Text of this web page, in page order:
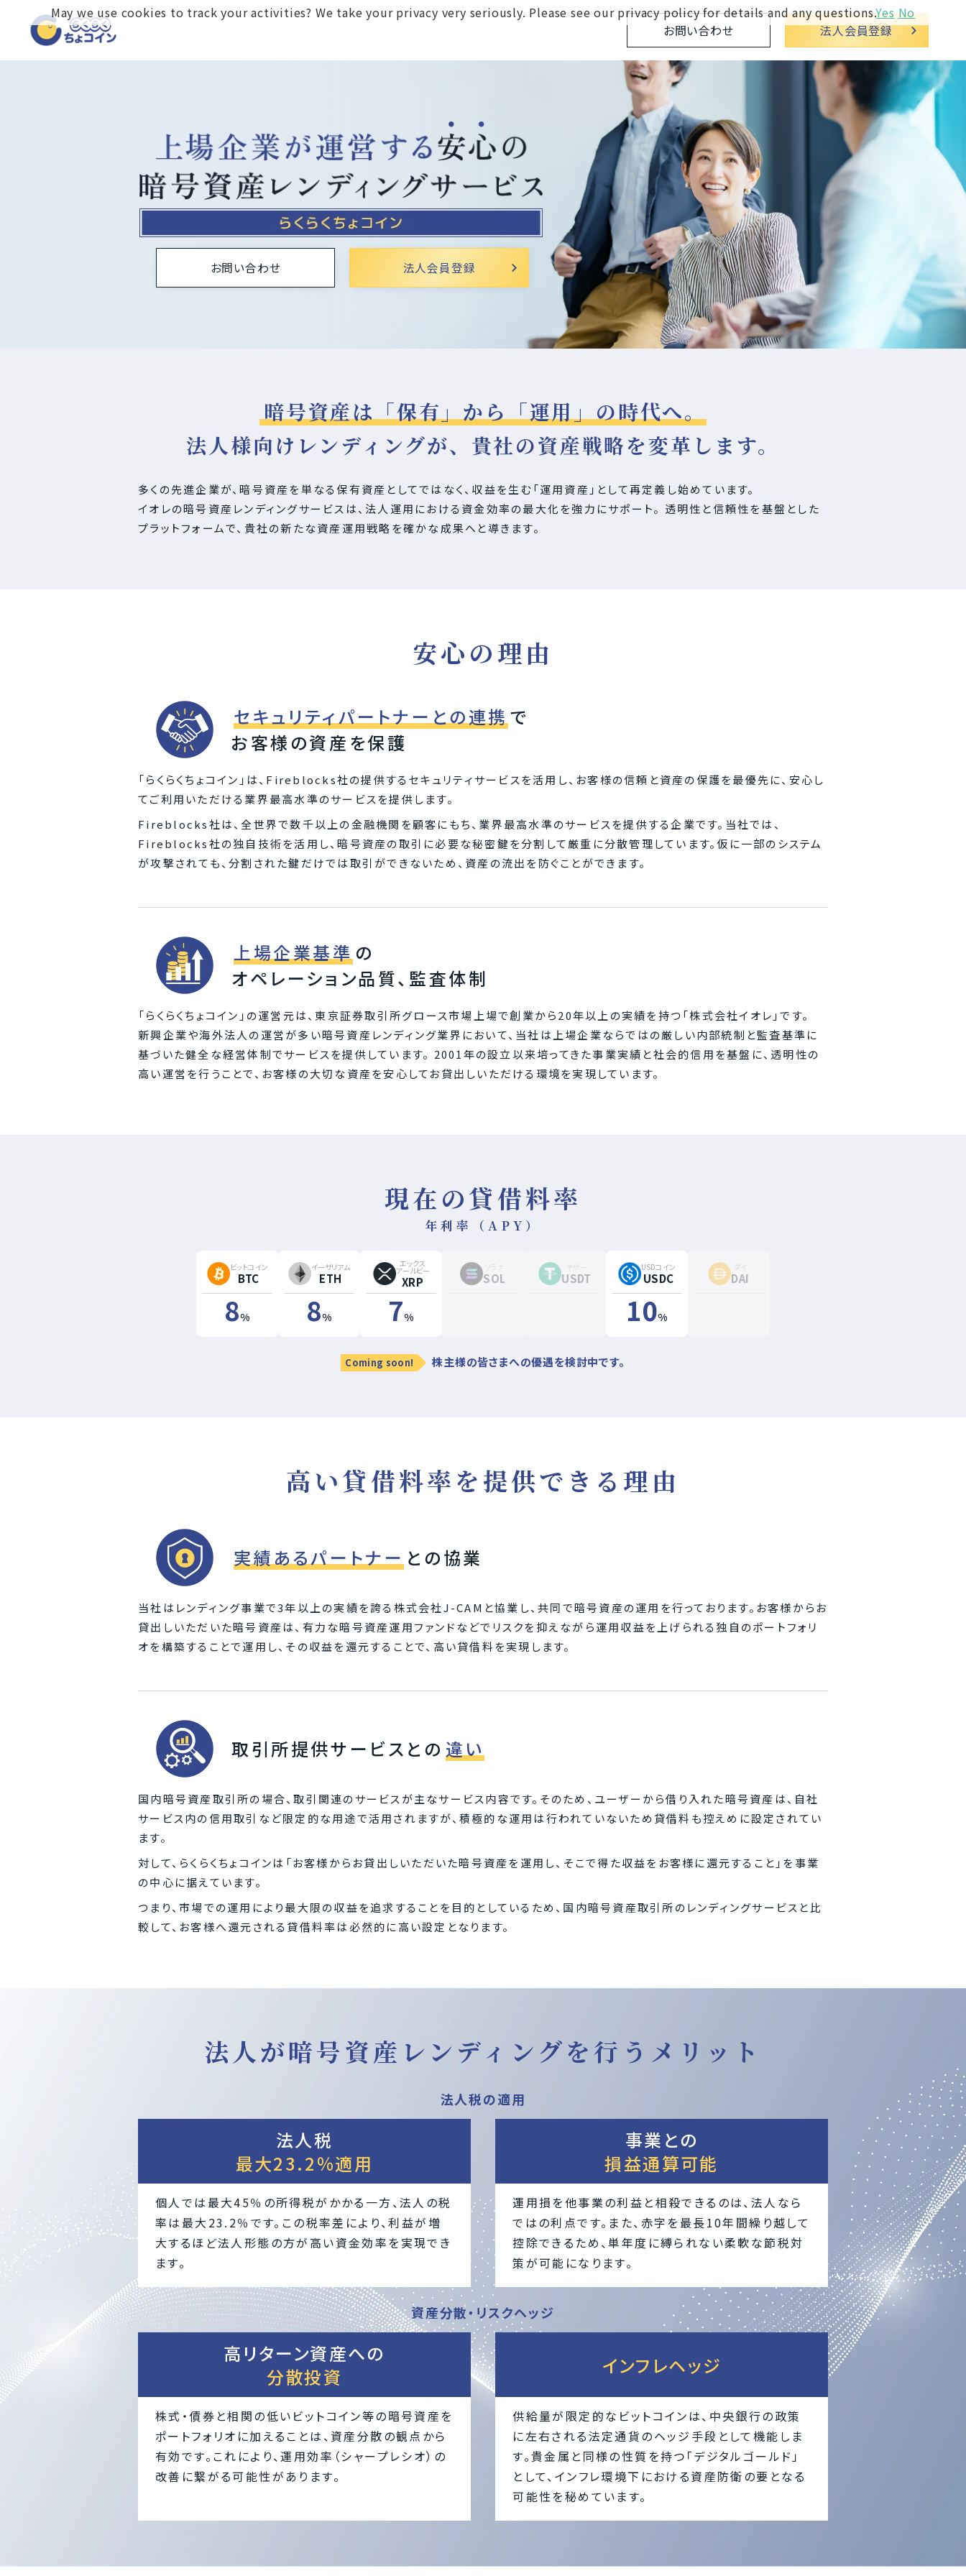
お問い合わせ 法人会員登録
お問い合わせ 法人会員登録
暗号資産は「保有」から「運用」の時代へ。
法人様向けレンディングが、貴社の資産戦略を変革します。
多くの先進企業が、暗号資産を単なる保有資産としてではなく、収益を生む「運用資産」として再定義し始めています。
イオレの暗号資産レンディングサービスは、法人運用における資金効率の最大化を強力にサポート。 透明性と信頼性を基盤とした
プラットフォームで、貴社の新たな資産運用戦略を確かな成果へと導きます。
安心の理由
セキュリティパートナーとの連携で
お客様の資産を保護
「らくらくちょコイン」は、Fireblocks社の提供するセキュリティサービスを活用し、お客様の信頼と資産の保護を最優先に、安心し
てご利用いただける業界最高水準のサービスを提供します。
Fireblocks社は、全世界で数千以上の金融機関を顧客にもち、業界最高水準のサービスを提供する企業です。当社では、
Fireblocks社の独自技術を活用し、暗号資産の取引に必要な秘密鍵を分割して厳重に分散管理しています。仮に一部のシステム
が攻撃されても、分割された鍵だけでは取引ができないため、資産の流出を防ぐことができます。
上場企業基準の
オペレーション品質、監査体制
「らくらくちょコイン」の運営元は、東京証券取引所グロース市場上場で創業から20年以上の実績を持つ「株式会社イオレ」です。
新興企業や海外法人の運営が多い暗号資産レンディング業界において、当社は上場企業ならではの厳しい内部統制と監査基準に
基づいた健全な経営体制でサービスを提供しています。 2001年の設立以来培ってきた事業実績と社会的信用を基盤に、透明性の
高い運営を行うことで、お客様の大切な資産を安心してお貸出しいただける環境を実現しています。
現在の貸借料率
年利率（APY）
ビットコイン
BTC
8%
イーサリアム
ETH
8%
エックス
アールビー
XRP
7%
ソラナ
SOL
テザー
USDT
USDコイン
USDC
10%
ダイ
DAI
Coming soon! 株主様の皆さまへの優遇を検討中です。
高い貸借料率を提供できる理由
実績あるパートナーとの協業
当社はレンディング事業で3年以上の実績を誇る株式会社J-CAMと協業し、共同で暗号資産の運用を行っております。お客様からお
貸出しいただいた暗号資産は、有力な暗号資産運用ファンドなどでリスクを抑えながら運用収益を上げられる独自のポートフォリ
オを構築することで運用し、その収益を還元することで、高い貸借料を実現します。
取引所提供サービスとの 違い
国内暗号資産取引所の場合、取引関連のサービスが主なサービス内容です。そのため、ユーザーから借り入れた暗号資産は、自社
サービス内の信用取引など限定的な用途で活用されますが、積極的な運用は行われていないため貸借料も控えめに設定されてい
ます。
対して、らくらくちょコインは「お客様からお貸出しいただいた暗号資産を運用し、そこで得た収益をお客様に還元すること」を事業
の中心に据えています。
つまり、市場での運用により最大限の収益を追求することを目的としているため、国内暗号資産取引所のレンディングサービスと比
較して、お客様へ還元される貸借料率は必然的に高い設定となります。
法人が暗号資産レンディングを行うメリット
法人税の適用
法人税
最大23.2％適用
個人では最大45％の所得税がかかる一方、法人の税
率は最大23.2％です。この税率差により、利益が増
大するほど法人形態の方が高い資金効率を実現でき
ます。
事業との
損益通算可能
運用損を他事業の利益と相殺できるのは、法人なら
ではの利点です。また、赤字を最長10年間繰り越して
控除できるため、単年度に縛られない柔軟な節税対
策が可能になります。
資産分散・リスクヘッジ
高リターン資産への
分散投資
株式・債券と相関の低いビットコイン等の暗号資産を
ポートフォリオに加えることは、資産分散の観点から
有効です。これにより、運用効率（シャープレシオ）の
改善に繋がる可能性があります。
インフレヘッジ
供給量が限定的なビットコインは、中央銀行の政策
に左右される法定通貨のヘッジ手段として機能しま
す。貴金属と同様の性質を持つ「デジタルゴールド」
として、インフレ環境下における資産防衛の要となる
可能性を秘めています。
May we use cookies to track your activities? We take your privacy very seriously. Please see our privacy policy for details and any questions.Yes No